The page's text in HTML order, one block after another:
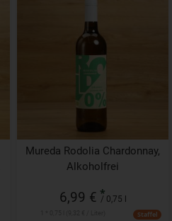
Mureda Rodolia Chardonnay,
Alkoholfrei
6,99 € *
/ 0,75 l
Staffel